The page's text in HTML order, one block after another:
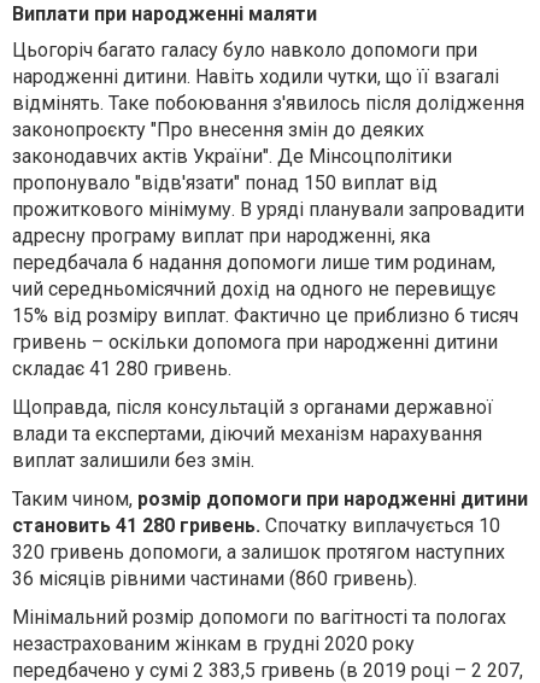
Виплати при народженні маляти
Цьогоріч багато галасу було навколо допомоги при
народженні дитини. Навіть ходили чутки, що її взагалі
відмінять. Таке побоювання з'явилось після долідження
законопроєкту "Про внесення змін до деяких
законодавчих актів України". Де Мінсоцполітики
пропонувало "відв'язати" понад 150 виплат від
прожиткового мінімуму. В уряді планували запровадити
адресну програму виплат при народженні, яка
передбачала б надання допомоги лише тим родинам,
чий середньомісячний дохід на одного не перевищує
15% від розміру виплат. Фактично це приблизно 6 тисяч
гривень – оскільки допомога при народженні дитини
складає 41 280 гривень.
Щоправда, після консультацій з органами державної
влади та експертами, діючий механізм нарахування
виплат залишили без змін.
Таким чином, розмір допомоги при народженні дитини
становить 41 280 гривень. Спочатку виплачується 10
320 гривень допомоги, а залишок протягом наступних
36 місяців рівними частинами (860 гривень).
Мінімальний розмір допомоги по вагітності та пологах
незастрахованим жінкам в грудні 2020 року
передбачено у сумі 2 383,5 гривень (в 2019 році – 2 207,